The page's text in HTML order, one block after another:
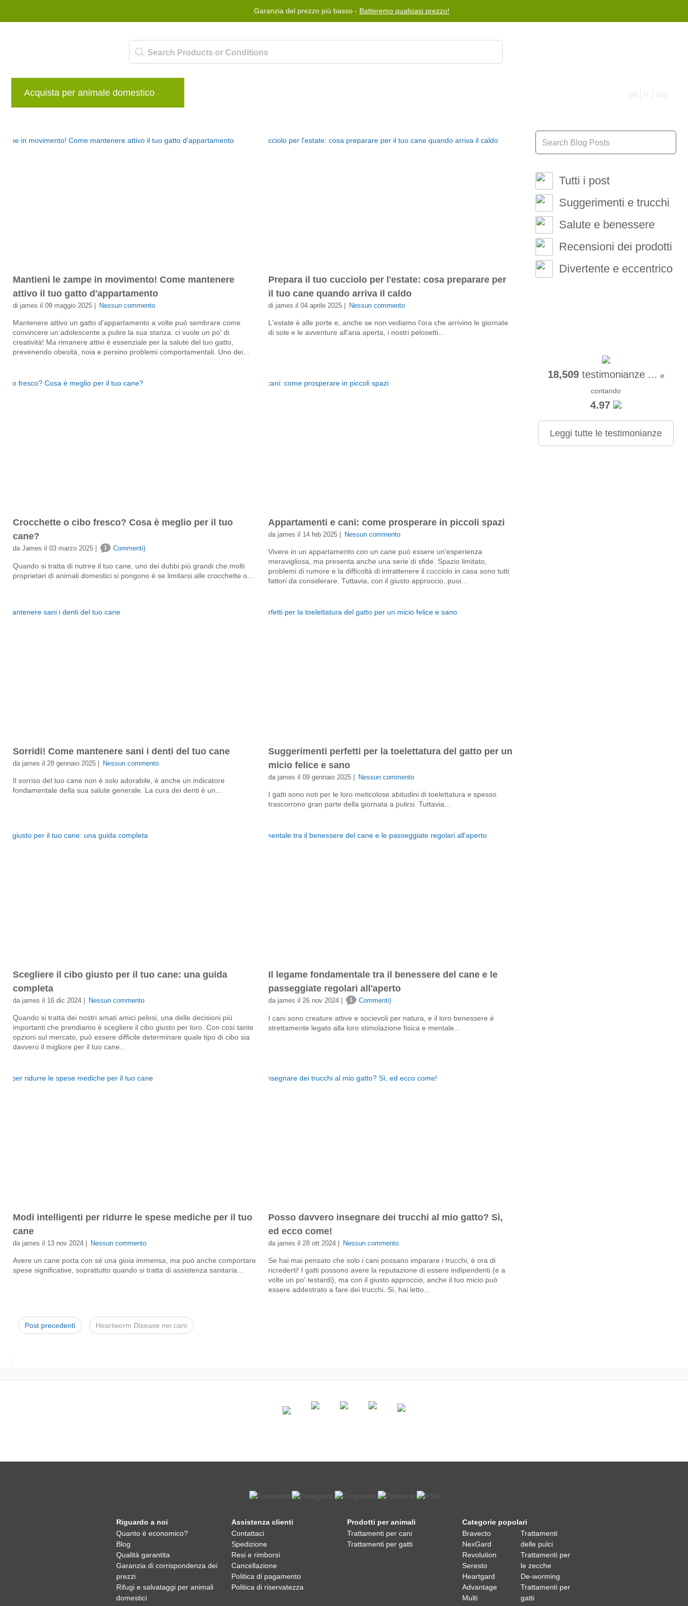
Garanzia del prezzo più basso - Batteremo qualsiasi prezzo!
Acquista per animale domestico GB IT USD
Mantieni le zampe in movimento! Come mantenere
attivo il tuo gatto d'appartamento
di james il 09 maggio 2025 | Nessun commento
Mantenere attivo un gatto d'appartamento a volte può sembrare come
convincere un adolescente a pulire la sua stanza: ci vuole un po' di
creatività! Ma rimanere attivi è essenziale per la salute del tuo gatto,
prevenendo obesità, noia e persino problemi comportamentali. Uno dei...
Prepara il tuo cucciolo per l'estate: cosa preparare per
il tuo cane quando arriva il caldo
di james il 04 aprile 2025 | Nessun commento
L'estate è alle porte e, anche se non vediamo l'ora che arrivino le giornate
di sole e le avventure all'aria aperta, i nostri pelosetti...
Crocchette o cibo fresco? Cosa è meglio per il tuo
cane?
da James il 03 marzo 2025 | 1 Commenti)
Quando si tratta di nutrire il tuo cane, uno dei dubbi più grandi che molti
proprietari di animali domestici si pongono è se limitarsi alle crocchette o...
Appartamenti e cani: come prosperare in piccoli spazi
da james il 14 feb 2025 | Nessun commento
Vivere in un appartamento con un cane può essere un'esperienza
meravigliosa, ma presenta anche una serie di sfide. Spazio limitato,
problemi di rumore e la difficoltà di intrattenere il cucciolo in casa sono tutti
fattori da considerare. Tuttavia, con il giusto approccio, puoi...
Sorridi! Come mantenere sani i denti del tuo cane
da james il 28 gennaio 2025 | Nessun commento
Il sorriso del tuo cane non è solo adorabile, è anche un indicatore
fondamentale della sua salute generale. La cura dei denti è un...
Suggerimenti perfetti per la toelettatura del gatto per un
micio felice e sano
da james il 09 gennaio 2025 | Nessun commento
I gatti sono noti per le loro meticolose abitudini di toelettatura e spesso
trascorrono gran parte della giornata a pulirsi. Tuttavia...
Scegliere il cibo giusto per il tuo cane: una guida
completa
da james il 16 dic 2024 | Nessun commento
Quando si tratta dei nostri amati amici pelosi, una delle decisioni più
importanti che prendiamo è scegliere il cibo giusto per loro. Con così tante
opzioni sul mercato, può essere difficile determinare quale tipo di cibo sia
davvero il migliore per il tuo cane...
Il legame fondamentale tra il benessere del cane e le
passeggiate regolari all'aperto
da james il 26 nov 2024 | 1 Commenti)
I cani sono creature attive e socievoli per natura, e il loro benessere è
strettamente legato alla loro stimolazione fisica e mentale...
Modi intelligenti per ridurre le spese mediche per il tuo
cane
da james il 13 nov 2024 | Nessun commento
Avere un cane porta con sé una gioia immensa, ma può anche comportare
spese significative, soprattutto quando si tratta di assistenza sanitaria...
Posso davvero insegnare dei trucchi al mio gatto? Sì,
ed ecco come!
da james il 28 ott 2024 | Nessun commento
Se hai mai pensato che solo i cani possano imparare i trucchi, è ora di
ricrederti! I gatti possono avere la reputazione di essere indipendenti (e a
volte un po' testardi), ma con il giusto approccio, anche il tuo micio può
essere addestrato a fare dei trucchi. Sì, hai letto...
Post precedenti Heartworm Disease nei cani
Tutti i post
Suggerimenti e trucchi
Salute e benessere
Recensioni dei prodotti
Divertente e eccentrico
18,509testimonianze ... e
contando
4.97
Leggi tutte le testimonianze
Riguardo a noi
Quanto è economico?
Blog
Qualità garantita
Garanzia di corrispondenza dei
prezzi
Rifugi e salvataggi per animali
domestici
Assistenza clienti
Contattaci
Spedizione
Resi e rimborsi
Cancellazione
Politica di pagamento
Politica di riservatezza
Prodotti per animali
Trattamenti per cani
Trattamenti per gatti
Categorie popolari
Bravecto
NexGard
Revolution
Seresto
Heartgard
Advantage
Multi
Trattamenti
delle pulci
Trattamenti per
le zecche
De-worming
Trattamenti per
gatti